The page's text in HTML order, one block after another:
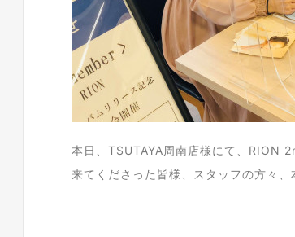
本日、TSUTAYA周南店様にて、RION
来てくださった皆様、スタッフの方々、